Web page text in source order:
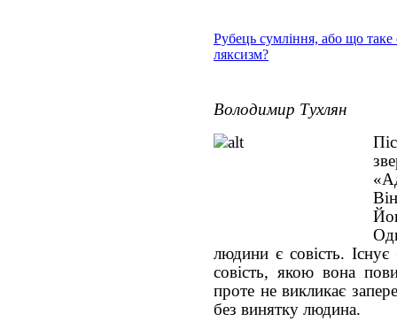
Рубець сумління, або що таке
ляксизм?
Володимир Тухлян
людини є совість.
совість, якою вона
проте не викликає
без винятку людина.